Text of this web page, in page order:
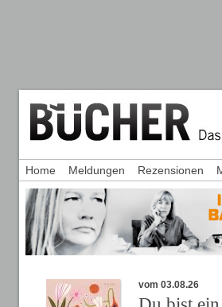
vom 03.08.26
Home Meldungen Rezensionen